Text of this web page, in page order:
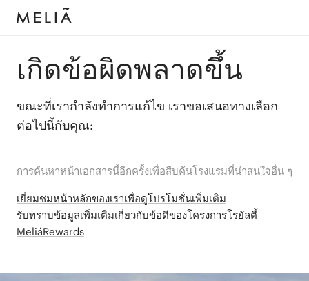
เกิดข้อผิดพลาดขึ้น
ขณะที่เรากำลังทำการแก้ไข เราขอเสนอทางเลือก
ต่อไปนี้กับคุณ:
การค้นหาหน้าเอกสารนี้อีกครั้งเพื่อสืบค้นโรงแรมที่น่าสนใจอื่น ๆ
เยี่ยมชมหน้าหลักของเราเพื่อดูโปรโมชั่นเพิ่มเติม
รับทราบข้อมูลเพิ่มเติมเกี่ยวกับข้อดีของโครงการโรยัลตี้
MeliáRewards